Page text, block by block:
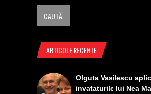
ARTICOLE RECENTE
Olguta Vasilescu
invataturile lui Nea